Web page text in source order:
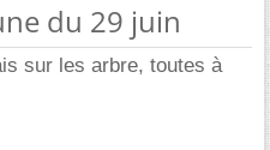
du 29 juin
sur les arbre, toutes à